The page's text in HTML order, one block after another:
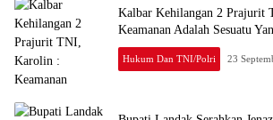
Kalbar Kehilangan 2 Prajurit
Keamanan Adalah Sesuatu
Hukum Dan TNI/Polri 23